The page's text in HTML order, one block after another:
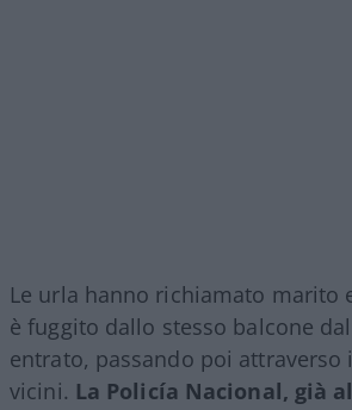
Le urla hanno richiamato marito
è fuggito dallo stesso balcone
entrato, passando poi
vicini. La Policía Nacional, già